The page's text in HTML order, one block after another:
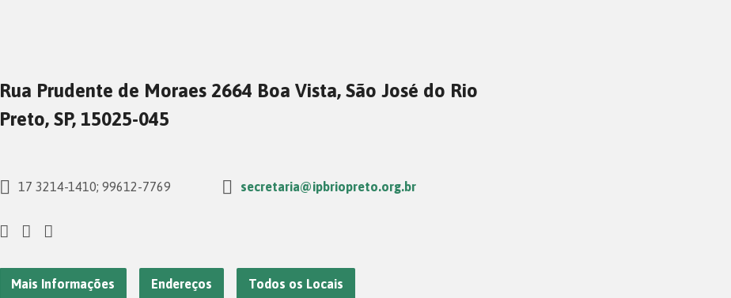
Rua Prudente de Moraes 2664 Boa Vista, São José do Rio
Preto, SP, 15025-045
17 3214-1410; 99612-7769 secretaria@ipbriopreto.org.br
Mais Informações Endereços Todos os Locais